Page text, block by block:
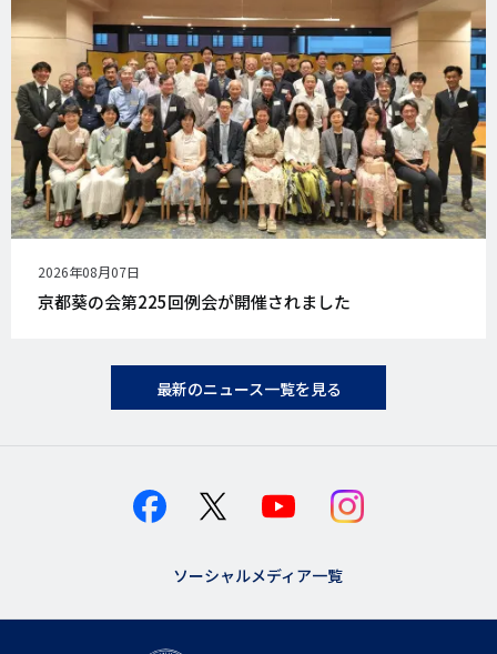
公
開
日
2026年08月07日
京都葵の会第225回例会が開催されました
最新のニュース一覧を見る
ソーシャルメディア一覧